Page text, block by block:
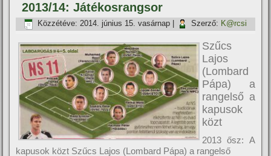
2013/14: Játékosrangsor
Közzétéve: 2014. június 15. vasárnap Szerző: K@rcsi
Szűcs
Lajos
(Lombard
Pápa) a
rangelső a
kapusok
közt
2013 ősz: A
kapusok közt Szűcs Lajos (Lombard Pápa) a rangelső